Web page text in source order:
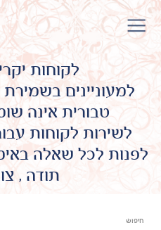
לקוחות
למעוניינים
טבורית אינה
לשירות לקוחות
לפנות לכל שאלה
תודה ,
חיפוש